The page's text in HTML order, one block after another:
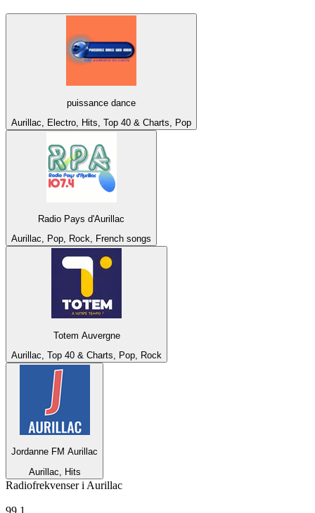
puissance dance
Aurillac, Electro, Hits, Top 40 & Charts, Pop
Radio Pays d'Aurillac
Aurillac, Pop, Rock, French songs
Totem Auvergne
Aurillac, Top 40 & Charts, Pop, Rock
Jordanne FM Aurillac
Aurillac, Hits
Radiofrekvenser i Aurillac
99.1